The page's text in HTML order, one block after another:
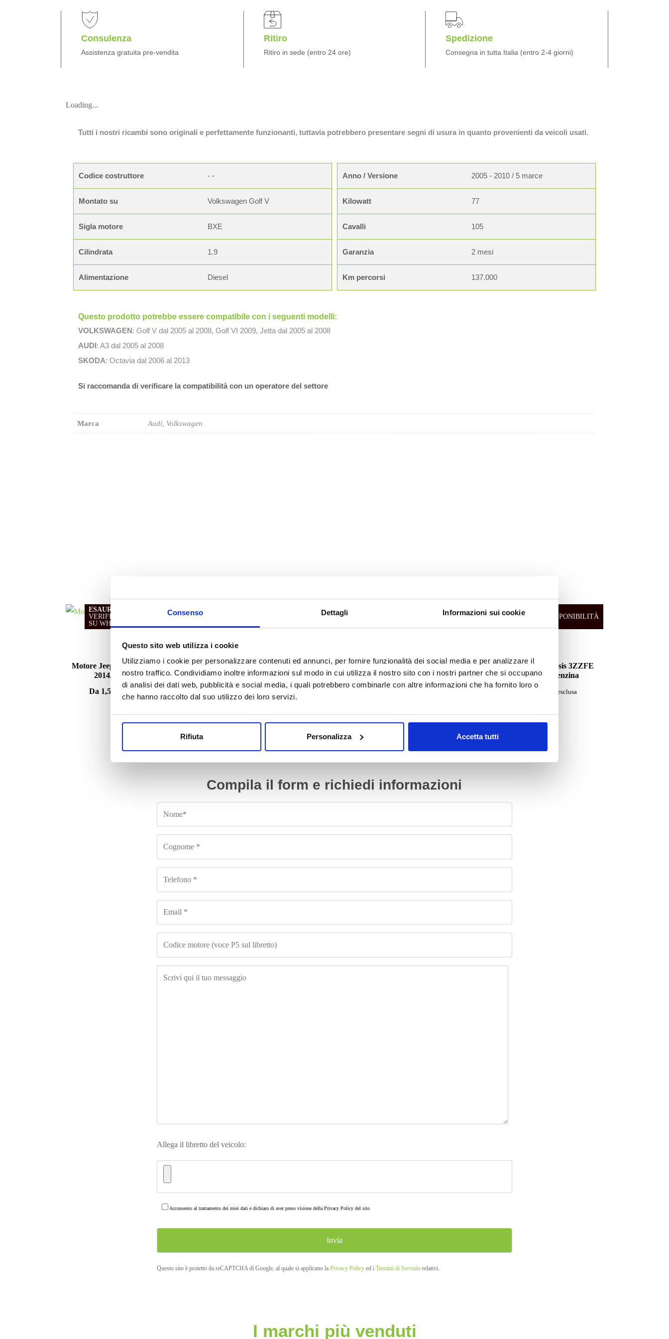
Consenso Dettagli Informazioni sui cookie
Questo sito web utilizza i cookie
Utilizziamo i cookie per personalizzare contenuti ed annunci, per fornire funzionalità dei social media e per analizzare il
nostro traffico. Condividiamo inoltre informazioni sul modo in cui utilizza il nostro sito con i nostri partner che si occupano
di analisi dei dati web, pubblicità e social media, i quali potrebbero combinarle con altre informazioni che ha fornito loro o
che hanno raccolto dal suo utilizzo dei loro servizi.
Rifiuta Personalizza Accetta tutti
Consulenza
Assistenza gratuita pre-vendita
Ritiro
Ritiro in sede (entro 24 ore)
Spedizione
Consegna in tutta Italia (entro 2-4 giorni)
Loading...
Tutti i nostri ricambi sono originali e perfettamente funzionanti, tuttavia potrebbero presentare segni di usura in quanto provenienti da veicoli usati.
Codice costruttore - -
Montato su Volkswagen Golf V
Sigla motore BXE
Cilindrata 1.9
Alimentazione Diesel
Anno / Versione 2005 - 2010 / 5 marce
Kilowatt 77
Cavalli 105
Garanzia 2 mesi
Km percorsi 137.000
Questo prodotto potrebbe essere compatibile con i seguenti modelli:
VOLKSWAGEN: Golf V dal 2005 al 2008, Golf VI 2009, Jetta dal 2005 al 2008
AUDI: A3 dal 2005 al 2008
SKODA: Octavia dal 2006 al 2013
Si raccomanda di verificare la compatibilità con un operatore del settore
Marca Audi, Volkswagen
Motori
ESAURITO.
VERIFICA LA DISPONIBILITÀ
SU WHATSAPP!
Motore Jeep Renegade 55260384
2014/2018 1.6 diesel
Da 1,500.00
Motore Skoda Fabia BNM
2005/2009 1.4 diesel
VERIFICA LA DISPONIBILITÀ
Motore Fiat Punto 312a2000 dal
2010 0.9 benzina
ESAURITO.
VERIFICA LA DISPONIBILITÀ
Motore Toyota Avensis 3ZZFE
2000/2008 1.6 benzina
IVA esclusa
Compila il form e richiedi informazioni
Allega il libretto del veicolo:
Acconsento al trattamento dei miei dati e dichiaro di aver preso visione dellaPrivacy Policy del sito
Questo sito è protetto da reCAPTCHA di Google, al quale si applicano laPrivacy Policy ed iTermini di Servizio relativi.
I marchi più venduti